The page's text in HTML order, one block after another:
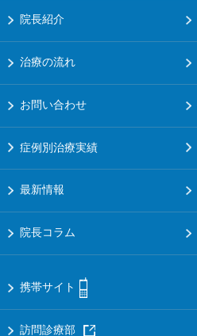
院長紹介
治療の流れ
お問い合わせ
症例別治療実績
最新情報
院長コラム
携帯サイト
訪問診療部